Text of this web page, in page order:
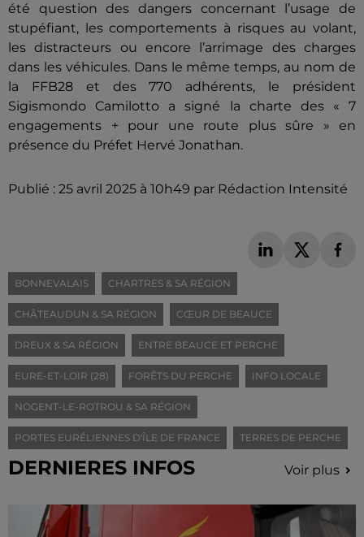
été question des dangers concernant l’usage de
stupéfiant, les comportements à risques au volant,
les distracteurs ou encore l’arrimage des charges
dans les véhicules. Dans le même temps, au nom de
la FFB28 et des 770 adhérents, le président
Sigismondo Camilotto a signé la charte des « 7
engagements + pour une route plus sûre » en
présence du Préfet Hervé Jonathan.
Publié : 25 avril 2025 à 10h49 par Rédaction Intensité
BONNEVALAIS CHARTRES & SA RÉGION
CHÂTEAUDUN & SA RÉGION CŒUR DE BEAUCE
DREUX & SA RÉGION ENTRE BEAUCE ET PERCHE
EURE-ET-LOIR (28) FORÊTS DU PERCHE INFO LOCALE
NOGENT-LE-ROTROU & SA RÉGION
PORTES EURÉLIENNES D'ÎLE DE FRANCE TERRES DE PERCHE
DERNIERES INFOS Voir plus